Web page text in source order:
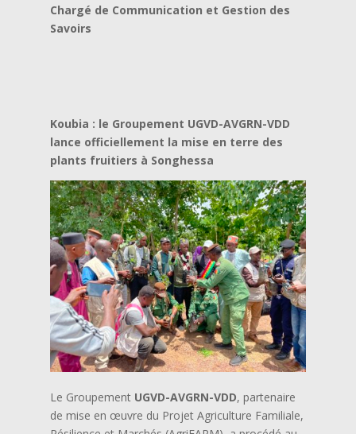
Chargé de Communication et Gestion des
Savoirs
Koubia : le Groupement UGVD-AVGRN-VDD
lance officiellement la mise en terre des
plants fruitiers à Songhessa
Le Groupement UGVD-AVGRN-VDD, partenaire
de mise en œuvre du Projet Agriculture Familiale,